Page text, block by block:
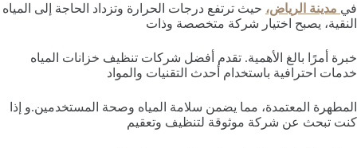
في مدينة الرياض، حيث ترتفع درجات الحرارة وتزداد الحاجة إلى المياه
النقية، يصبح اختيار شركة متخصصة وذات
خبرة أمرًا بالغ الأهمية. تقدم أفضل شركات تنظيف خزانات المياه
خدمات احترافية باستخدام أحدث التقنيات والمواد
المطهرة المعتمدة، مما يضمن سلامة المياه وصحة المستخدمين.و إذا
كنت تبحث عن شركة موثوقة لتنظيف وتعقيم